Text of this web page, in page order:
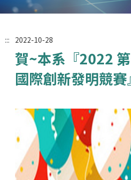
::: 2022-10-28
賀~本系『2022
國際創新發明競